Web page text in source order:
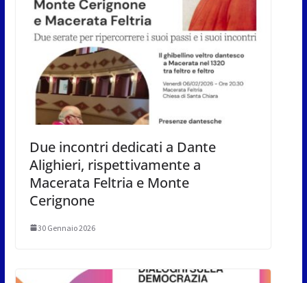
Due incontri dedicati a Dante
Alighieri, rispettivamente a
Macerata Feltria e Monte
Cerignone
30 Gennaio 2026